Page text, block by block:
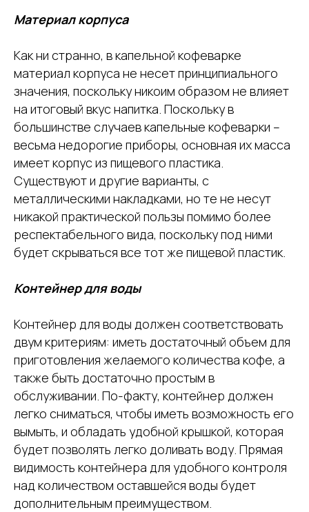
Материал корпуса
Как ни странно, в капельной кофеварке
материал корпуса не несет принципиального
значения, поскольку никоим образом не влияет
на итоговый вкус напитка. Поскольку в
большинстве случаев капельные кофеварки –
весьма недорогие приборы, основная их масса
имеет корпус из пищевого пластика.
Существуют и другие варианты, с
металлическими накладками, но те не несут
никакой практической пользы помимо более
респектабельного вида, поскольку под ними
будет скрываться все тот же пищевой пластик.
Контейнер для воды
Контейнер для воды должен соответствовать
двум критериям: иметь достаточный объем для
приготовления желаемого количества кофе, а
также быть достаточно простым в
обслуживании. По-факту, контейнер должен
легко сниматься, чтобы иметь возможность его
вымыть, и обладать удобной крышкой, которая
будет позволять легко доливать воду. Прямая
видимость контейнера для удобного контроля
над количеством оставшейся воды будет
дополнительным преимуществом.